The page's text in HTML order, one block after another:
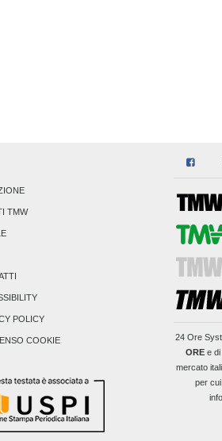
TMW
POLICY
COOKIE 24 Ore
OREe di
mercato
per